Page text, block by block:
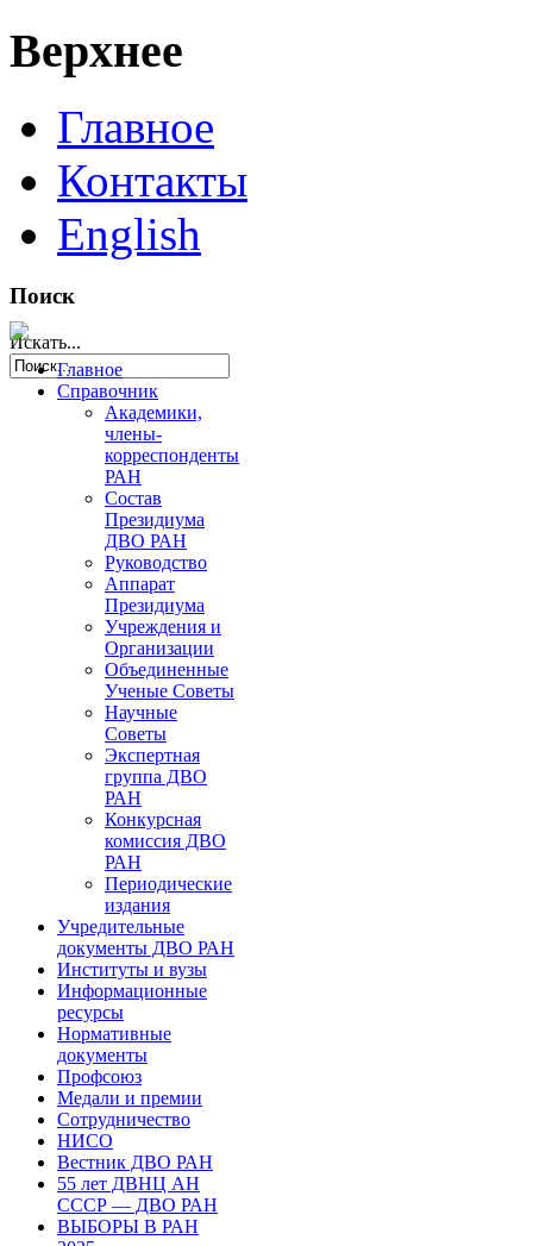
Верхнее
Главное
Контакты
English
Поиск
Искать...
Главное
Справочник
Академики,
члены-
корреспонденты
РАН
Состав
Президиума
ДВО РАН
Руководство
Аппарат
Президиума
Учреждения и
Организации
Объединенные
Ученые Советы
Научные
Советы
Экспертная
группа ДВО
РАН
Конкурсная
комиссия ДВО
РАН
Периодические
издания
Учредительные
документы ДВО РАН
Институты и вузы
Информационные
ресурсы
Нормативные
документы
Профсоюз
Медали и премии
Сотрудничество
НИСО
Вестник ДВО РАН
55 лет ДВНЦ АН
СССР — ДВО РАН
ВЫБОРЫ В РАН